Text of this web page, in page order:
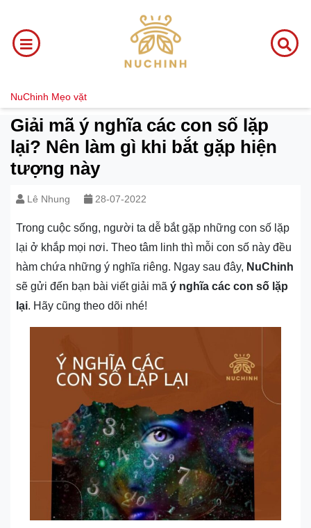
NuChinh Mẹo vặt
Giải mã ý nghĩa các con số lặp
lại? Nên làm gì khi bắt gặp hiện
tượng này
Lê Nhung 28-07-2022
Trong cuộc sống, người ta dễ bắt gặp những con số lặp
lại ở khắp mọi nơi. Theo tâm linh thì mỗi con số này đều
hàm chứa những ý nghĩa riêng. Ngay sau đây, NuChinh
sẽ gửi đến bạn bài viết giải mã ý nghĩa các con số lặp
lại. Hãy cũng theo dõi nhé!